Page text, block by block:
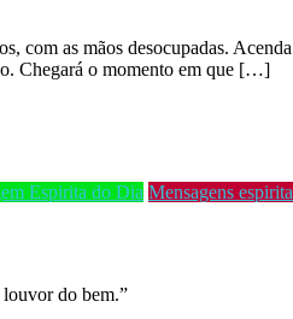
as mãos desocupadas.
Chegará o momento em que […]
Espirita do Dia Mensagens
louvor do bem.”